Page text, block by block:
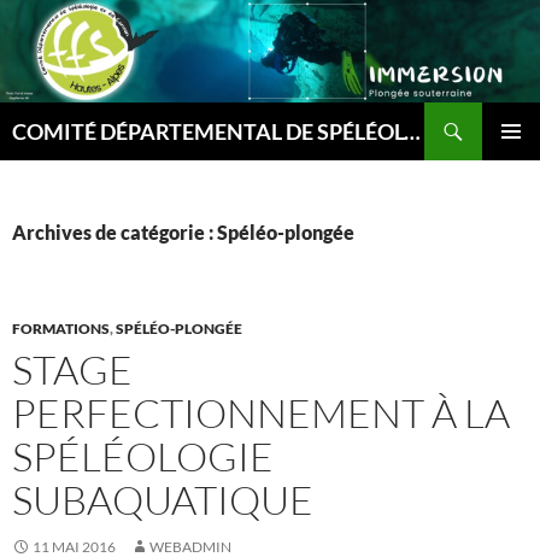
contenu
COMITÉ DÉPARTEMENTAL DE SPÉLÉOLOGIE ET DE CANYON DES HAUTES-ALPES
Archives de catégorie : Spéléo-plongée
FORMATIONS,SPÉLÉO-PLONGÉE
STAGE
PERFECTIONNEMENT À LA
SPÉLÉOLOGIE
SUBAQUATIQUE
11 MAI 2016 WEBADMIN